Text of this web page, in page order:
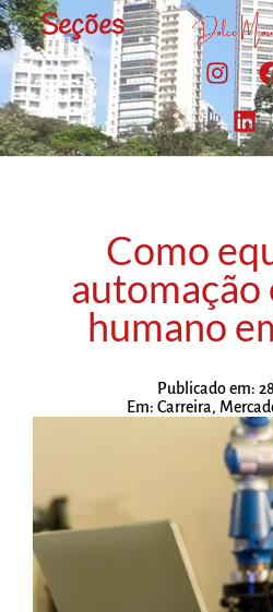
Seções
Como
humano
Publicado em:
Em: Carreira,